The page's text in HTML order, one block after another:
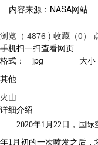
内容来源：NASA网站
浏览（ 4876 ) 收藏（0）
手机扫一扫查看网页
格式：
jpg 大小
其他
火山
详细介绍
2020年1月22日，国
年1月初的一次喷发之后，